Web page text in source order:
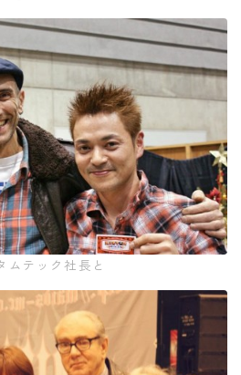
ムテック社長と